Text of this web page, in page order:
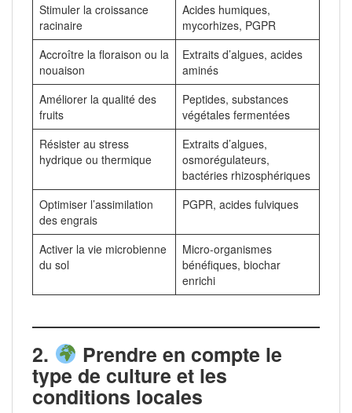
Stimuler la croissance
racinaire
Acides humiques,
mycorhizes, PGPR
Accroître la floraison ou la
nouaison
Extraits d’algues, acides
aminés
Améliorer la qualité des
fruits
Peptides, substances
végétales fermentées
Résister au stress
hydrique ou thermique
Extraits d’algues,
osmorégulateurs,
bactéries rhizosphériques
Optimiser l’assimilation
des engrais
PGPR, acides fulviques
Activer la vie microbienne
du sol
Micro-organismes
bénéfiques, biochar
enrichi
2. Prendre en compte le
type de culture et les
conditions locales